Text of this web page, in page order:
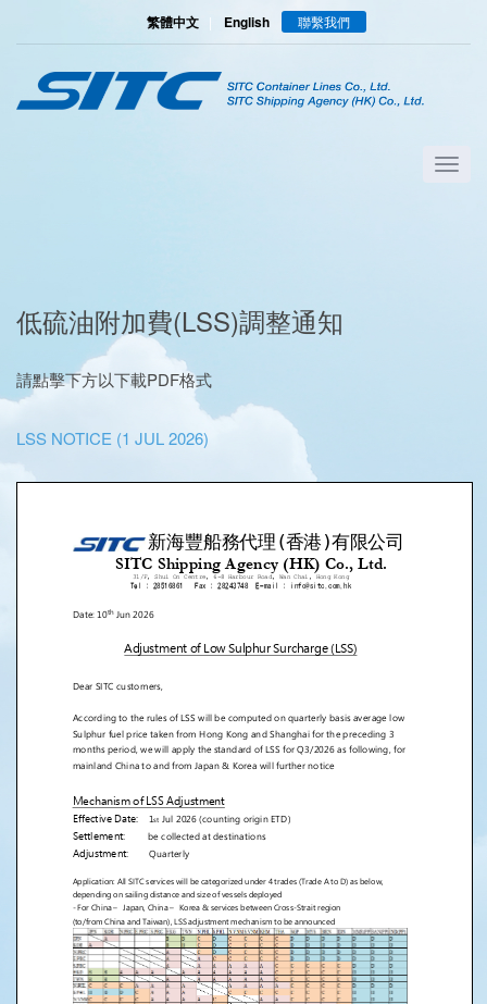
繁體中文| English 聯繫我們
低硫油附加費(LSS)調整通知
請點擊下方以下載PDF格式
LSS NOTICE (1 JUL 2026)